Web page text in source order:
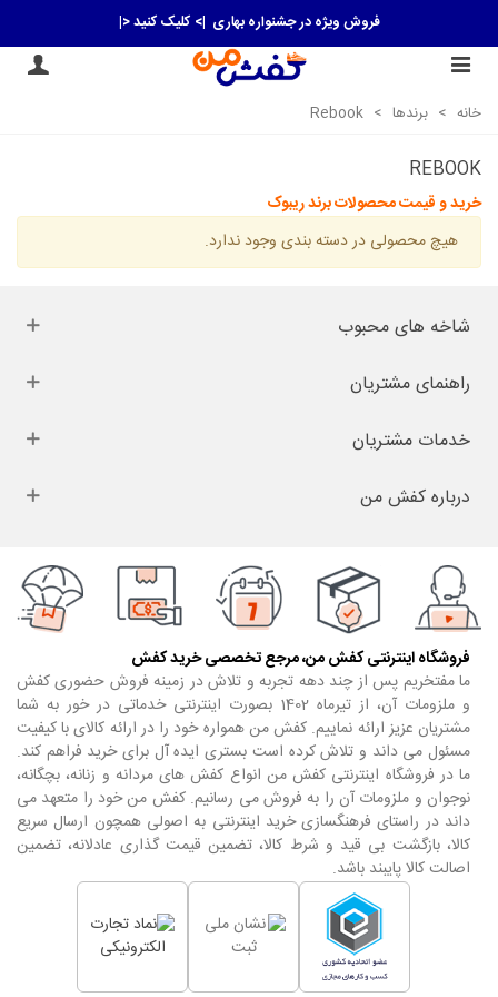
فروش ویژه در جشنواره بهاری |> کلیک کنید <|
خانه > برندها >
Rebook
REBOOK
خرید و قیمت محصولات برند ریبوک
هیچ محصولی در دسته بندی وجود ندارد.
شاخه های محبوب
راهنمای مشتریان
خدمات مشتریان
درباره کفش من
فروشگاه اینترنتی کفش من، مرجع تخصصی خرید کفش
ما مفتخریم پس از چند دهه تجربه و تلاش در زمینه فروش حضوری کفش
و ملزومات آن، از تیرماه 1402 بصورت اینترنتی خدماتی در خور به شما
مشتریان عزیز ارائه نماییم. کفش من همواره خود را در ارائه کالای با کیفیت
مسئول می داند و تلاش کرده است بستری ایده آل برای خرید فراهم کند.
ما در فروشگاه اینترنتی کفش من انواع کفش های مردانه و زنانه، بچگانه،
نوجوان و ملزومات آن را به فروش می رسانیم. کفش من خود را متعهد می
داند در راستای فرهنگسازی خرید اینترنتی به اصولی همچون ارسال سریع
کالا، بازگشت بی قید و شرط کالا، تضمین قیمت گذاری عادلانه، تضمین
اصالت کالا پایبند باشد.